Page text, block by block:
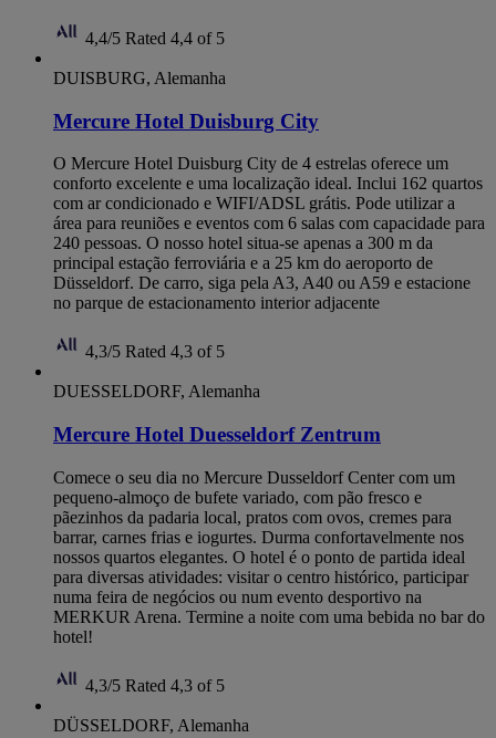
4,4/5 Rated 4,4 of 5
DUISBURG, Alemanha
Mercure Hotel Duisburg City
O Mercure Hotel Duisburg City de 4 estrelas oferece um
conforto excelente e uma localização ideal. Inclui 162 quartos
com ar condicionado e WIFI/ADSL grátis. Pode utilizar a
área para reuniões e eventos com 6 salas com capacidade para
240 pessoas. O nosso hotel situa-se apenas a 300 m da
principal estação ferroviária e a 25 km do aeroporto de
Düsseldorf. De carro, siga pela A3, A40 ou A59 e estacione
no parque de estacionamento interior adjacente
4,3/5 Rated 4,3 of 5
DUESSELDORF, Alemanha
Mercure Hotel Duesseldorf Zentrum
Comece o seu dia no Mercure Dusseldorf Center com um
pequeno-almoço de bufete variado, com pão fresco e
pãezinhos da padaria local, pratos com ovos, cremes para
barrar, carnes frias e iogurtes. Durma confortavelmente nos
nossos quartos elegantes. O hotel é o ponto de partida ideal
para diversas atividades: visitar o centro histórico, participar
numa feira de negócios ou num evento desportivo na
MERKUR Arena. Termine a noite com uma bebida no bar do
hotel!
4,3/5 Rated 4,3 of 5
DÜSSELDORF, Alemanha